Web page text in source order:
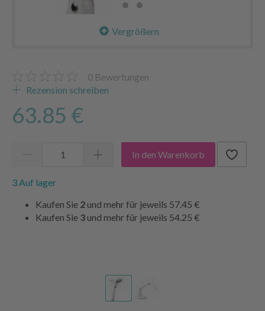
Vergrößern
0 Bewertungen
Rezension schreiben
63.85 €
In den Warenkorb
3 Auf lager
Kaufen Sie 2und mehr für jeweils 57.45 €
Kaufen Sie 3und mehr für jeweils 54.25 €